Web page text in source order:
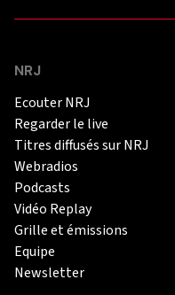
NRJ
Ecouter NRJ
Regarder le live
Titres diffusés sur NRJ
Webradios
Podcasts
Vidéo Replay
Grille et émissions
Equipe
Newsletter